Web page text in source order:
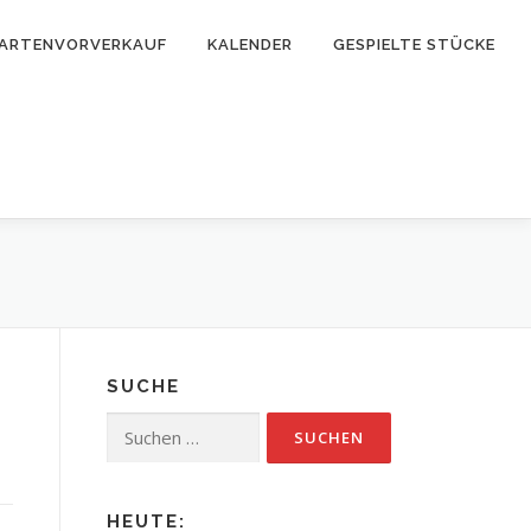
KALENDER GESPIELTE STÜCKE
SUCHE
nach:
HEUTE: